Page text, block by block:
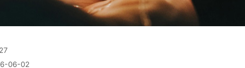
06-02